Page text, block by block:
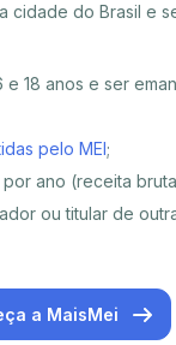
cidade do Brasil e
e 18 anos e ser
pelo MEI;
por ano (receita
ou titular de
a MaisMei